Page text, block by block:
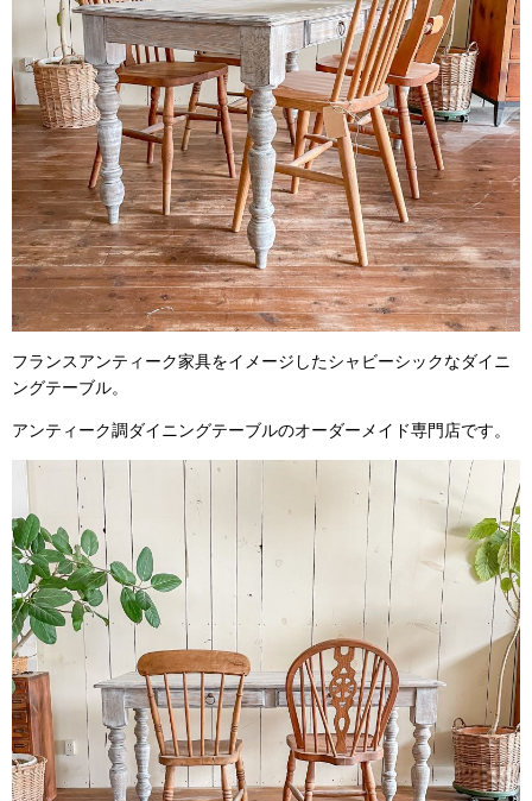
フランスアンティーク家具をイメージしたシャビーシックなダイニ
ングテーブル。
アンティーク調ダイニングテーブルのオーダーメイド専門店です。